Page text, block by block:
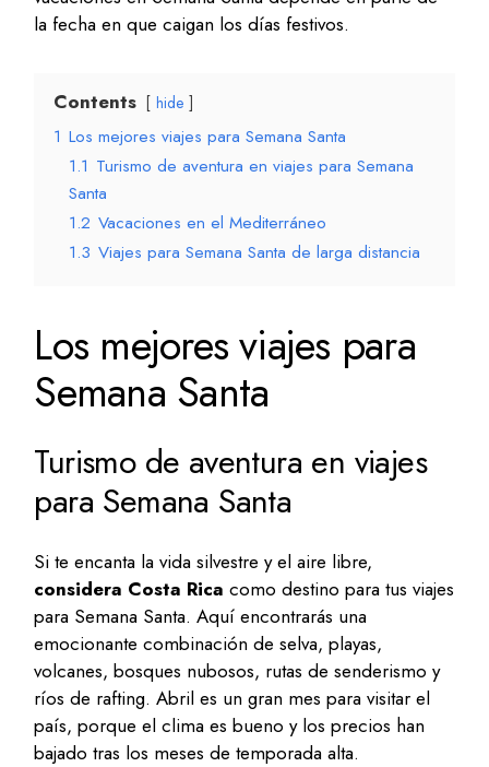
la fecha en que caigan los días festivos.
Contents hide
1 Los mejores viajes para Semana Santa
1.1 Turismo de aventura en viajes para Semana
Santa
1.2 Vacaciones en el Mediterráneo
1.3 Viajes para Semana Santa de larga distancia
Los mejores viajes para
Semana Santa
Turismo de aventura en viajes
para Semana Santa
Si te encanta la vida silvestre y el aire libre,
considera Costa Ricacomo destino para tus viajes
para Semana Santa. Aquí encontrarás una
emocionante combinación de selva, playas,
volcanes, bosques nubosos, rutas de senderismo y
ríos de rafting. Abril es un gran mes para visitar el
país, porque el clima es bueno y los precios han
bajado tras los meses de temporada alta.